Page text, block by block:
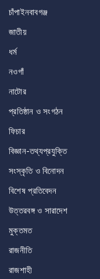
চাঁপাইনবাবগঞ্জ
জাতীয়
ধর্ম
নওগাঁ
নাটোর
প্রতিষ্ঠান ও সংগঠন
ফিচার
বিজ্ঞান-তথ্যপ্রযুক্তি
সংস্কৃতি ও বিনোদন
বিশেষ প্রতিবেদন
উত্তরবঙ্গ ও সারাদেশ
মুক্তমত
রাজনীতি
রাজশাহী